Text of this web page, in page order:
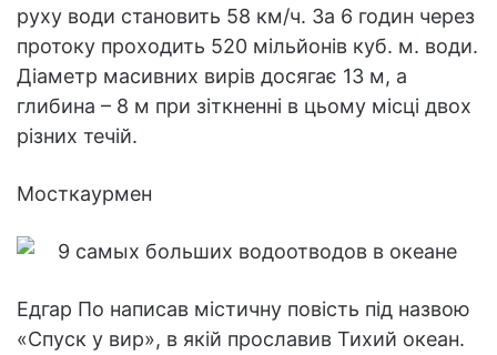
руху води становить 58 км/ч. За 6 годин через
протоку проходить 520 мільйонів куб. м. води.
Діаметр масивних вирів досягає 13 м, а
глибина – 8 м при зіткненні в цьому місці двох
різних течій.
Мосткаурмен
Едгар По написав містичну повість під назвою
«Спуск у вир», в якій прославив Тихий океан.